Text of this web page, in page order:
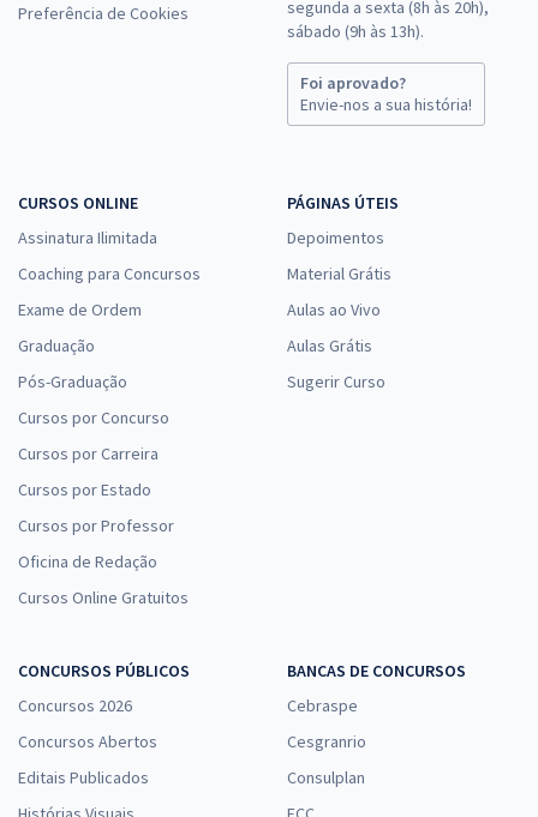
Preferência de Cookies
segunda a sexta (8h às 20h),
sábado (9h às 13h).
Foi aprovado?
Envie-nos a sua história!
CURSOS ONLINE
Assinatura Ilimitada
Coaching para Concursos
Exame de Ordem
Graduação
Pós-Graduação
Cursos por Concurso
Cursos por Carreira
Cursos por Estado
Cursos por Professor
Oficina de Redação
Cursos Online Gratuitos
PÁGINAS ÚTEIS
Depoimentos
Material Grátis
Aulas ao Vivo
Aulas Grátis
Sugerir Curso
CONCURSOS PÚBLICOS
Concursos 2026
Concursos Abertos
Editais Publicados
BANCAS DE CONCURSOS
Cebraspe
Cesgranrio
Consulplan